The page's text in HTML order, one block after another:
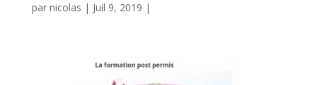
par nicolas | Juil 9, 2019 |